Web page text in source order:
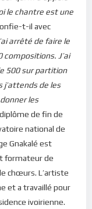
le chantre est une
t-il avec
arrêté de faire le
compositions. J’ai
500 sur partition
j’attends de les
les
de fin de
national de
Gnakalé est
formateur de
chœurs. L’artiste
et a travaillé pour
ivoirienne.